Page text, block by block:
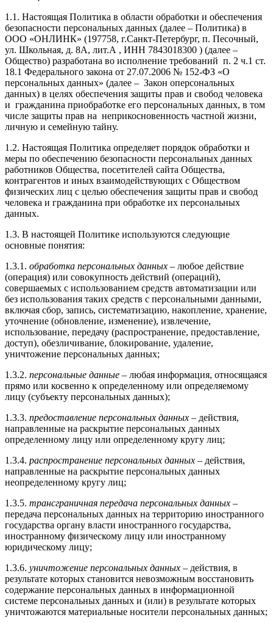
1.1. Настоящая Политика в области обработки и обеспечения
безопасности персональных данных (далее – Политика) в
ООО «ОНЛИНК» (197758, г.Санкт-Петербург, п. Песочный,
ул. Школьная, д. 8А, лит.А , ИНН 7843018300 ) (далее –
Общество) разработана во исполнение требований п. 2 ч.1 ст.
18.1 Федерального закона от 27.07.2006 № 152-ФЗ «О
персональных данных» (далее – Закон оперсональных
данных) в целях обеспечения защиты прав и свобод человека
и гражданина приобработке его персональных данных, в том
числе защиты прав на неприкосновенность частной жизни,
личную и семейную тайну.
1.2. Настоящая Политика определяет порядок обработки и
меры по обеспечению безопасности персональных данных
работников Общества, посетителей сайта Общества,
контрагентов и иных взаимодействующих с Обществом
физических лиц с целью обеспечения защиты прав и свобод
человека и гражданина при обработке их персональных
данных.
1.3. В настоящей Политике используются следующие
основные понятия:
1.3.1. обработка персональных данных – любое действие
(операция) или совокупность действий (операций),
совершаемых с использованием средств автоматизации или
без использования таких средств с персональными данными,
включая сбор, запись, систематизацию, накопление, хранение,
уточнение (обновление, изменение), извлечение,
использование, передачу (распространение, предоставление,
доступ), обезличивание, блокирование, удаление,
уничтожение персональных данных;
1.3.2. персональные данные – любая информация, относящаяся
прямо или косвенно к определенному или определяемому
лицу (субъекту персональных данных);
1.3.3. предоставление персональных данных – действия,
направленные на раскрытие персональных данных
определенному лицу или определенному кругу лиц;
1.3.4. распространение персональных данных – действия,
направленные на раскрытие персональных данных
неопределенному кругу лиц;
1.3.5. трансграничная передача персональных данных –
передача персональных данных на территорию иностранного
государства органу власти иностранного государства,
иностранному физическому лицу или иностранному
юридическому лицу;
1.3.6. уничтожение персональных данных – действия, в
результате которых становится невозможным восстановить
содержание персональных данных в информационной
системе персональных данных и (или) в результате которых
уничтожаются материальные носители персональных данных;